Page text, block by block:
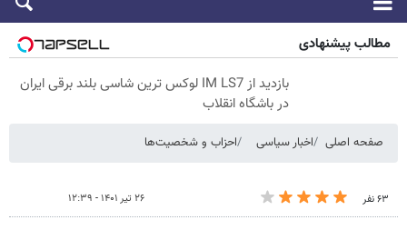
مطالب پیشنهادی
بازدید از IM LS7 لوکس ترین شاسی بلند برقی ایران
در باشگاه انقلاب
صفحه اصلی اخبار سیاسی احزاب و شخصیت‌ها
۶۳ نفر ۲۶ تیر ۱۴۰۱ - ۱۲:۳۹